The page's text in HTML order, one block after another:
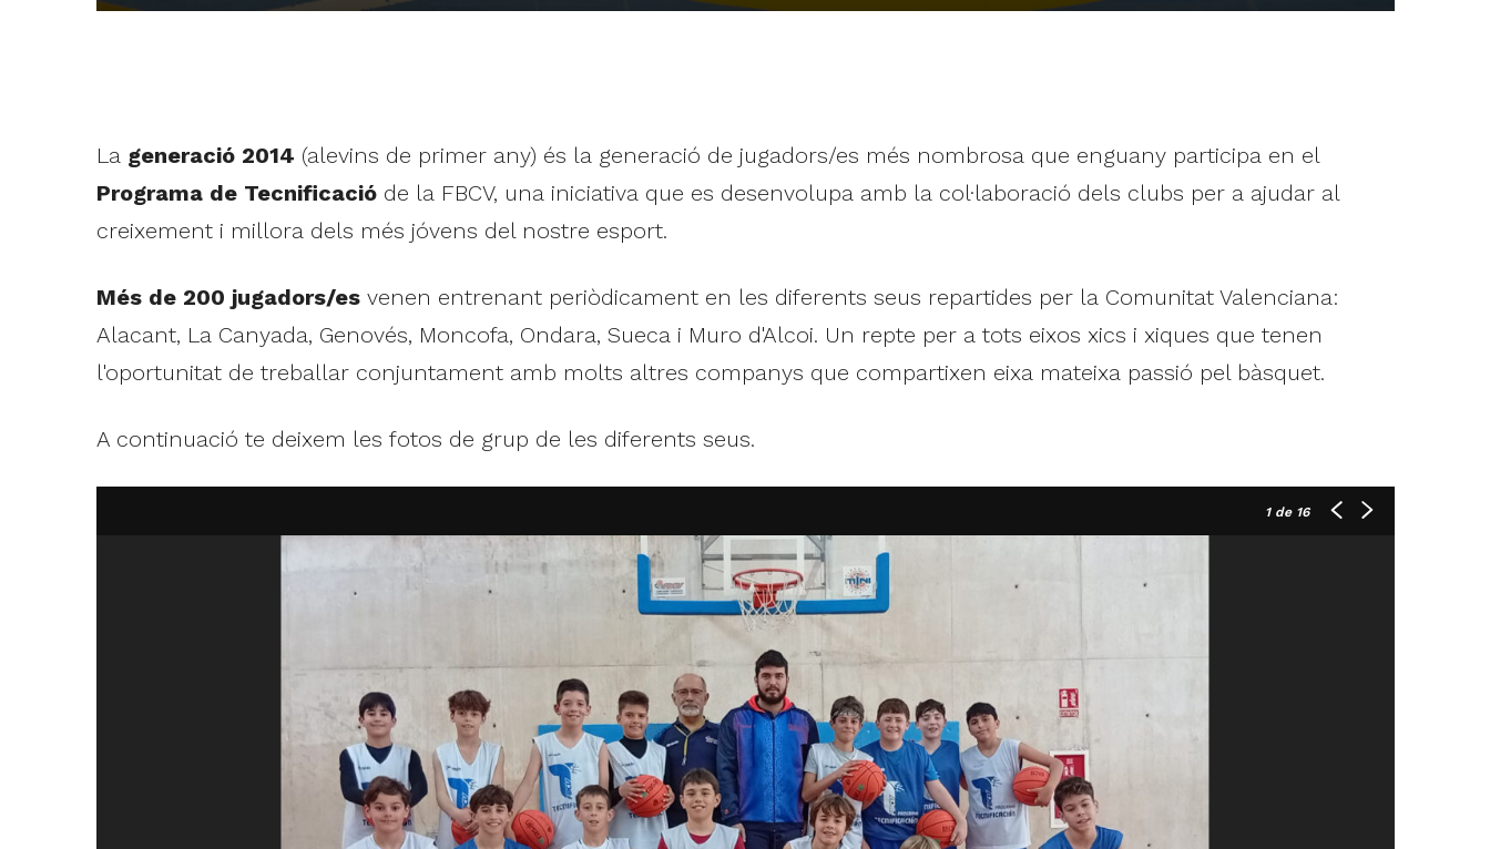
La generació 2014 (alevins de primer any) és la generació de jugadors/es més nombrosa que enguany participa en el
Programa de Tecnificacióde la FBCV, una iniciativa que es desenvolupa amb la col·laboració dels clubs per a ajudar al
creixement i millora dels més jóvens del nostre esport.
Més de 200 jugadors/esvenen entrenant periòdicament en les diferents seus repartides per la Comunitat Valenciana:
Alacant, La Canyada, Genovés, Moncofa, Ondara, Sueca i Muro d'Alcoi. Un repte per a tots eixos xics i xiques que tenen
l'oportunitat de treballar conjuntament amb molts altres companys que compartixen eixa mateixa passió pel bàsquet.
A continuació te deixem les fotos de grup de les diferents seus.
1de 16